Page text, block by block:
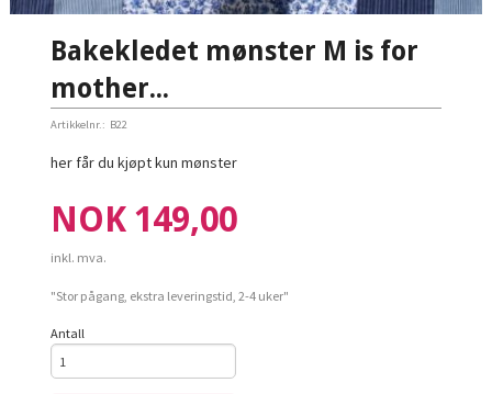
Bakekledet mønster M is for
mother...
Artikkelnr.: B22
her får du kjøpt kun mønster
Pris
NOK 149,00
inkl. mva.
"Stor pågang, ekstra leveringstid, 2-4 uker"
Antall